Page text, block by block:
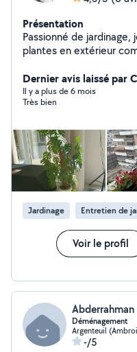
Présentation
Passionné de
plantes en extérieur
Dernier avis laissé par
Il y a plus de 6 mois
Très bien
Jardinage Entretien de
Voir le profil
Déménagement
Argenteuil
-/5